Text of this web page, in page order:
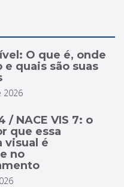
O que é, onde
quais são suas
2026
/ NACE VIS 7: o
que essa
visual é
no